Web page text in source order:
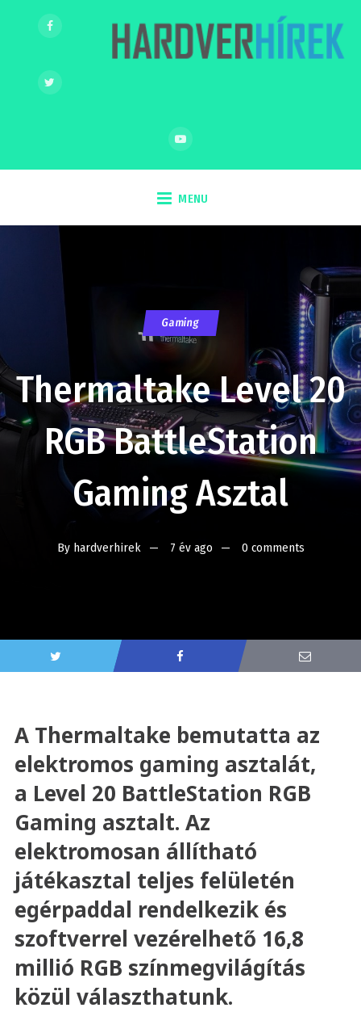
MENU
Gaming
Thermaltake Level 20
RGB BattleStation
Gaming Asztal
By hardverhirek 7 év ago 0 comments
A Thermaltake bemutatta az
elektromos gaming asztalát,
a Level 20 BattleStation RGB
Gaming asztalt. Az
elektromosan állítható
játékasztal teljes felületén
egérpaddal rendelkezik és
szoftverrel vezérelhető 16,8
millió RGB színmegvilágítás
közül választhatunk.